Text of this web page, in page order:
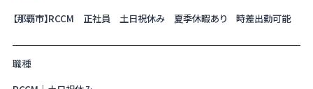
【那覇市】RCCM 正社員 土日祝休み 夏季休暇あり 時差出勤可能
職種